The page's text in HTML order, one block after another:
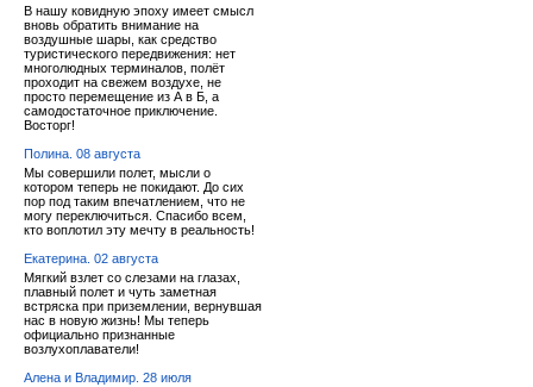
В нашу ковидную эпоху имеет смысл
вновь обратить внимание на
воздушные шары, как средство
туристического передвижения: нет
многолюдных терминалов, полёт
проходит на свежем воздухе, не
просто перемещение из А в Б, а
самодостаточное приключение.
Восторг!
Полина. 08 августа
Мы совершили полет, мысли о
котором теперь не покидают. До сих
пор под таким впечатлением, что не
могу переключиться. Спасибо всем,
кто воплотил эту мечту в реальность!
Екатерина. 02 августа
Мягкий взлет со слезами на глазах,
плавный полет и чуть заметная
встряска при приземлении, вернувшая
нас в новую жизнь! Мы теперь
официально признанные
возлухоплаватели!
Алена и Владимир. 28 июля